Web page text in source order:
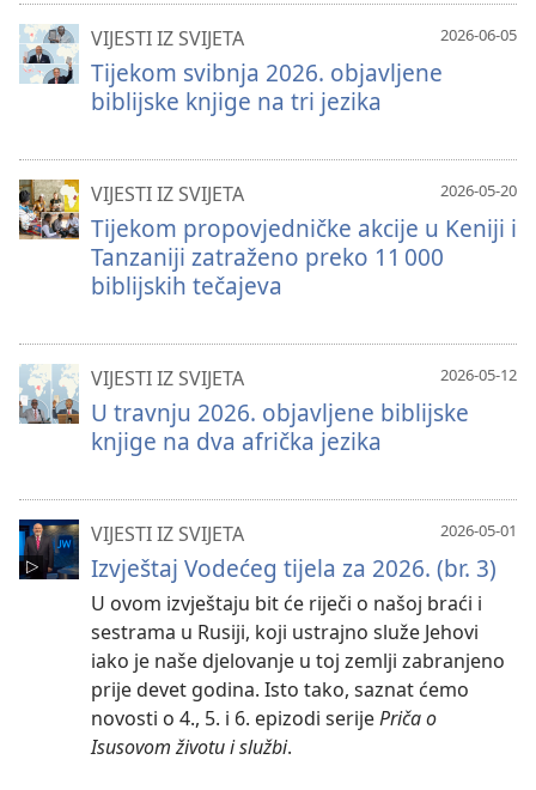
2026-06-05
VIJESTI IZ SVIJETA
Tijekom svibnja 2026. objavljene
biblijske knjige na tri jezika
2026-05-20
VIJESTI IZ SVIJETA
Tijekom propovjedničke akcije u Keniji i
Tanzaniji zatraženo preko 11 000
biblijskih tečajeva
2026-05-12
VIJESTI IZ SVIJETA
U travnju 2026. objavljene biblijske
knjige na dva afrička jezika
2026-05-01
VIJESTI IZ SVIJETA
Izvještaj Vodećeg tijela za 2026. (br. 3)
U ovom izvještaju bit će riječi o našoj braći i
sestrama u Rusiji, koji ustrajno služe Jehovi
iako je naše djelovanje u toj zemlji zabranjeno
prije devet godina. Isto tako, saznat ćemo
novosti o 4., 5. i 6. epizodi serijePriča o
Isusovom životu i službi.